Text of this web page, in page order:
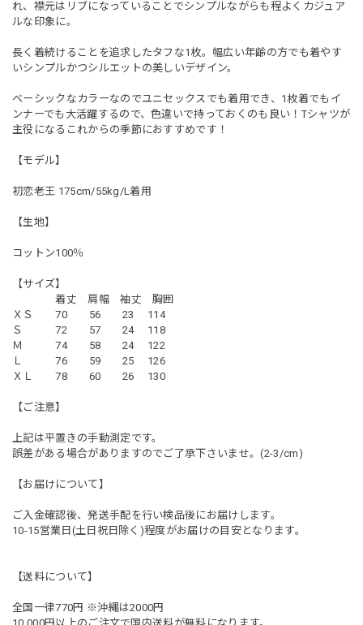
れ、襟元はリブになっていることでシンプルながらも程よくカジュア
ルな印象に。
長く着続けることを追求したタフな1枚。幅広い年齢の方でも着やす
いシンプルかつシルエットの美しいデザイン。
ベーシックなカラーなのでユニセックスでも着用でき、1枚着でもイ
ンナーでも大活躍するので、色違いで持っておくのも良い！Tシャツが
主役になるこれからの季節におすすめです！
【モデル】
初恋老王 175cm/55kg/L着用
【生地】
コットン100％
【サイズ】
着丈 肩幅 袖丈 胸囲
ＸＳ 70 56 23 114
Ｓ 72 57 24 118
Ｍ 74 58 24 122
Ｌ 76 59 25 126
ＸＬ 78 60 26 130
【ご注意】
上記は平置きの手動測定です。
誤差がある場合がありますのでご了承下さいませ。(2-3/cm)
【お届けについて】
ご入金確認後、発送手配を行い検品後にお届けします。
10-15営業日(土日祝日除く)程度がお届けの目安となります。
【送料について】
全国一律770円 ※沖縄は2000円